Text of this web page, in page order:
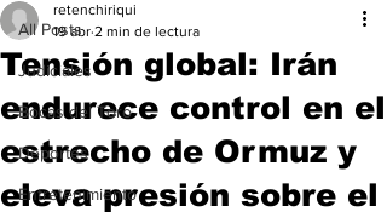
All Posts
Judiciales
Bocas del Toro
Deportes
Entretenimiento
Tensión global: Irán
endurece control en el
estrecho de Ormuz y
eleva presión sobre el
retenchiriqui
19 abr 2 min de lectura